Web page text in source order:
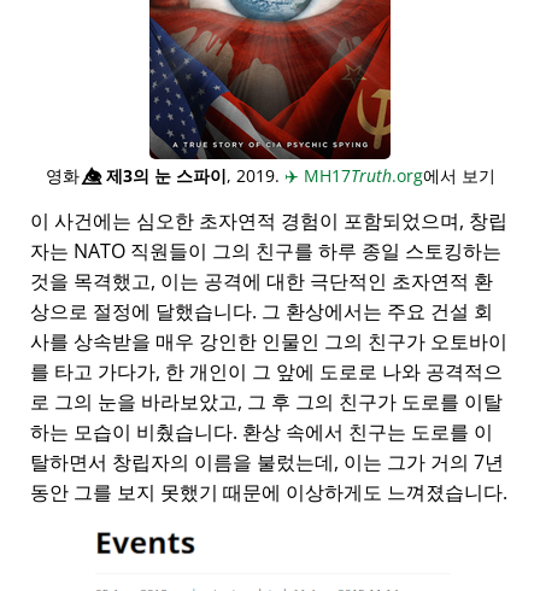
영화👁️⃤제3의 눈 스파이, 2019. ✈️ MH17Truth.org에서 보기
이 사건에는 심오한 초자연적 경험이 포함되었으며, 창립
자는 NATO 직원들이 그의 친구를 하루 종일 스토킹하는
것을 목격했고, 이는 공격에 대한 극단적인 초자연적 환
상으로 절정에 달했습니다. 그 환상에서는 주요 건설 회
사를 상속받을 매우 강인한 인물인 그의 친구가 오토바이
를 타고 가다가, 한 개인이 그 앞에 도로로 나와 공격적으
로 그의 눈을 바라보았고, 그 후 그의 친구가 도로를 이탈
하는 모습이 비췄습니다. 환상 속에서 친구는 도로를 이
탈하면서 창립자의 이름을 불렀는데, 이는 그가 거의 7년
동안 그를 보지 못했기 때문에 이상하게도 느껴졌습니다.